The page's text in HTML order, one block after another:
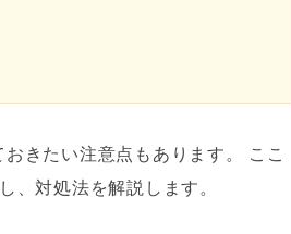
きたい注意点もあります。 ここ
、対処法を解説します。